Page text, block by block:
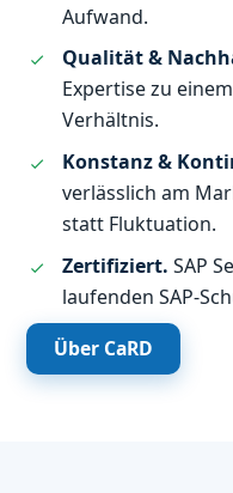
Aufwand.
Qualität &
Expertise zu
Verhältnis.
Konstanz &
verlässlich am
statt Fluktuation.
Zertifiziert. SAP
laufenden SAP-
Über CaRD